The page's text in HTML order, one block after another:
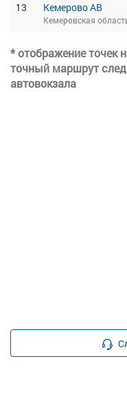
13 Кемерово АВ
Кемеровская
* отображение точек
точный маршрут
автовокзала